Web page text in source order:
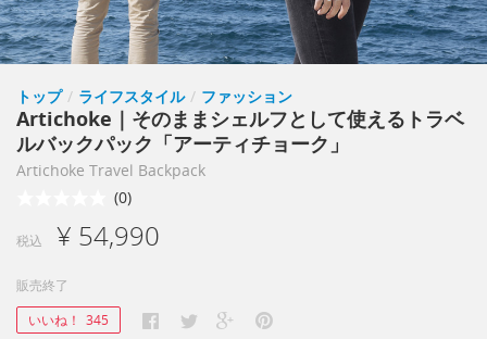
トップ / ライフスタイル / ファッション
Artichoke｜そのままシェルフとして使えるトラベ
ルバックパック「アーティチョーク」
Artichoke Travel Backpack
(0)
税込 ¥ 54,990
販売終了
いいね！ 345